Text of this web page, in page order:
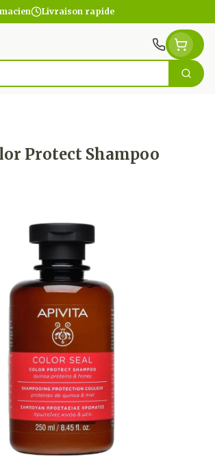
Livraison rapide
Protect Shampoo